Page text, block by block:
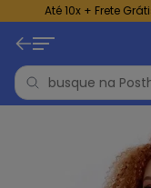
Até 10x + Frete